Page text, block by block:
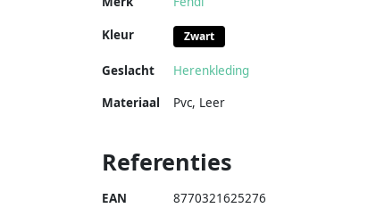
Kleur Zwart
Geslacht
Herenkleding
Materiaal
Pvc, Leer
Referenties
EAN 8770321625276